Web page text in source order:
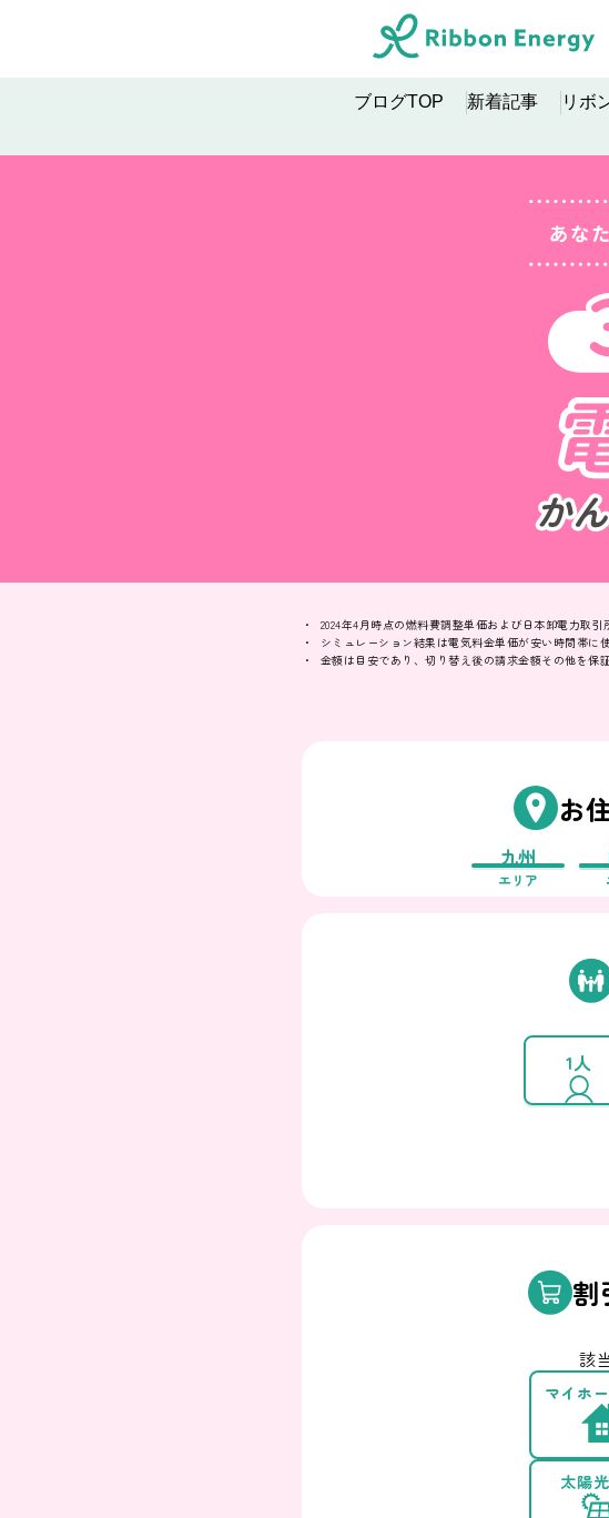
ブログTOP 新着記事 リボ
2024年4月時点の燃料費調整単価および日本卸電力取引
シミュレーション結果は電気料金単価が安い時間帯に使
金額は目安であり、切り替え後の請求金額その他を保
お
九州
エリア
1人
割
該
マイホ
太陽